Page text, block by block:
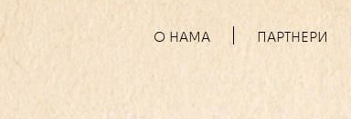
О НАМА ПАРТНЕРИ